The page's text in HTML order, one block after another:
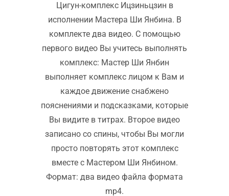
Цигун-комплекс Ицзиньцзин в
исполнении Мастера Ши Янбина. В
комплекте два видео. С помощью
первого видео Вы учитесь выполнять
комплекс: Мастер Ши Янбин
выполняет комплекс лицом к Вам и
каждое движение снабжено
пояснениями и подсказками, которые
Вы видите в титрах. Второе видео
записано со спины, чтобы Вы могли
просто повторять этот комплекс
вместе с Мастером Ши Янбином.
Формат: два видео файла формата
mp4.